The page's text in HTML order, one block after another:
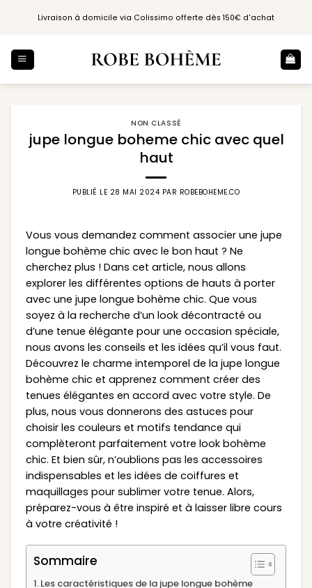
Livraison à domicile via Colissimo offerte dès 150€ d'achat
NON CLASSÉ
jupe longue boheme chic avec quel
haut
PUBLIÉ LE 28 MAI 2024 PAR ROBEBOHEME.CO
Vous vous demandez comment associer une jupe
longue bohème chic avec le bon haut ? Ne
cherchez plus ! Dans cet article, nous allons
explorer les différentes options de hauts à porter
avec une jupe longue bohème chic. Que vous
soyez à la recherche d’un look décontracté ou
d’une tenue élégante pour une occasion spéciale,
nous avons les conseils et les idées qu’il vous faut.
Découvrez le charme intemporel de la jupe longue
bohème chic et apprenez comment créer des
tenues élégantes en accord avec votre style. De
plus, nous vous donnerons des astuces pour
choisir les couleurs et motifs tendance qui
complèteront parfaitement votre look bohème
chic. Et bien sûr, n’oublions pas les accessoires
indispensables et les idées de coiffures et
maquillages pour sublimer votre tenue. Alors,
préparez-vous à être inspiré et à laisser libre cours
à votre créativité !
Sommaire
Les caractéristiques de la jupe longue bohème